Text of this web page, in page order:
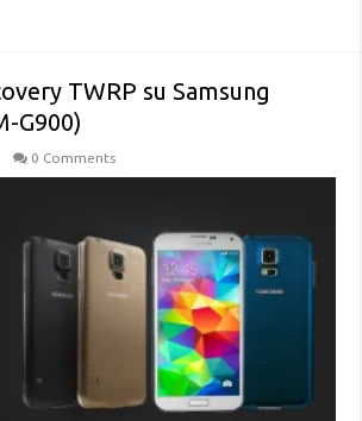
TWRP su Samsung
G900)
0 Comments